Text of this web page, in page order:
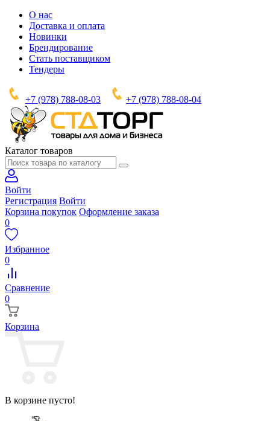
О нас
Доставка и оплата
Новинки
Брендирование
Стать поставщиком
Тендеры
+7 (978) 788-08-03 +7 (978) 788-08-04
Каталог товаров
Войти
Регистрация Войти
Корзина покупок Оформление заказа
0
Избранное
0
Сравнение
0
Корзина
В корзине пусто!